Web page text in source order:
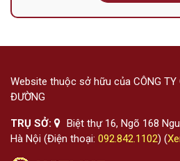
Website thuộc sở hữu của CÔNG TY
ĐƯỜNG
TRỤ SỞ:
Biệt thự 16, Ngõ 168
Hà Nội (Điện thoại: 092.842.1102) (